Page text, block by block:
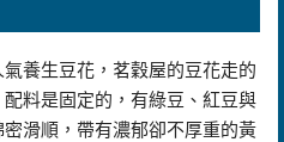
養生豆花，茗穀屋的豆花走的
料是固定的，有綠豆、紅豆與
滑順，帶有濃郁卻不厚重的黃